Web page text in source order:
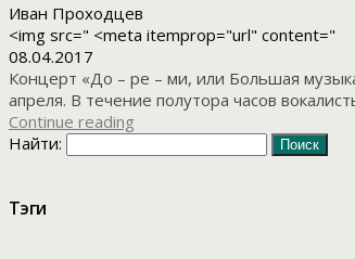
Иван Проходцев
<img src=" <meta itemprop="url" content="
08.04.2017
Концерт «До – ре – ми, или Большая
апреля. В течение полутора часов
Continue reading
Найти:
Тэги